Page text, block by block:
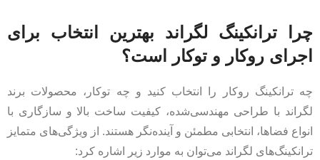
چرا ترانکینگ لگراند بهترین انتخاب برای
اجرای روکار و توکار است؟
چه ترانکینگ روکار را انتخاب کنید و چه توکار، محصولات برند
لگراند با طراحی مهندسی‌شده، کیفیت ساخت بالا و سازگاری با
انواع فضاها، انتخابی مطمئن و آینده‌نگر هستند. از ویژگی‌های متمایز
ترانکینگ‌های لگراند می‌توان به موارد زیر اشاره کرد: